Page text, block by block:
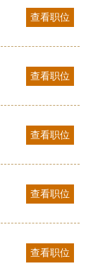
查看职位
查看职位
查看职位
查看职位
查看职位